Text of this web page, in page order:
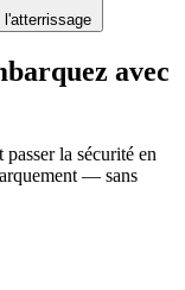
l'atterrissage
avec
la sécurité en
— sans